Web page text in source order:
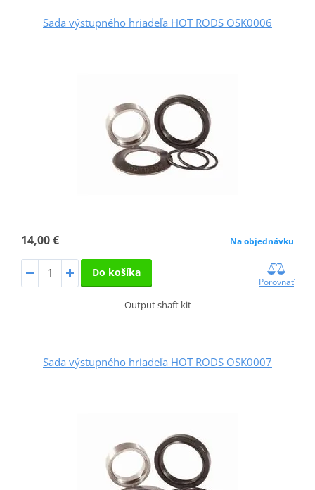
Sada výstupného hriadeľa HOT RODS OSK0006
14,00 € Na objednávku
Do košíka
Porovnať
Output shaft kit
Sada výstupného hriadeľa HOT RODS OSK0007